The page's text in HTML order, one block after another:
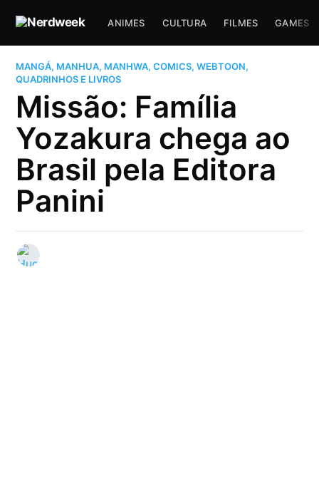
ANIMES CULTURA FILMES GAMES
MANGÁ, MANHUA, MANHWA, COMICS, WEBTOON,
QUADRINHOS E LIVROS
Missão: Família
Yozakura chega ao
Brasil pela Editora
Panini